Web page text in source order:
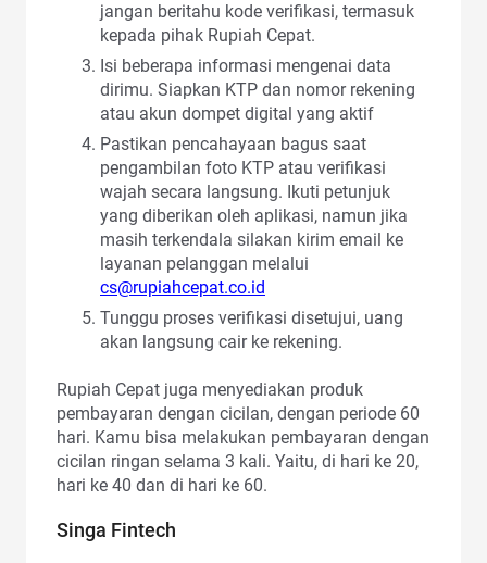
jangan beritahu kode verifikasi, termasuk
kepada pihak Rupiah Cepat.
Isi beberapa informasi mengenai data
dirimu. Siapkan KTP dan nomor rekening
atau akun dompet digital yang aktif
Pastikan pencahayaan bagus saat
pengambilan foto KTP atau verifikasi
wajah secara langsung. Ikuti petunjuk
yang diberikan oleh aplikasi, namun jika
masih terkendala silakan kirim email ke
layanan pelanggan melalui
cs@rupiahcepat.co.id
Tunggu proses verifikasi disetujui, uang
akan langsung cair ke rekening.
Rupiah Cepat juga menyediakan produk
pembayaran dengan cicilan, dengan periode 60
hari. Kamu bisa melakukan pembayaran dengan
cicilan ringan selama 3 kali. Yaitu, di hari ke 20,
hari ke 40 dan di hari ke 60.
Singa Fintech